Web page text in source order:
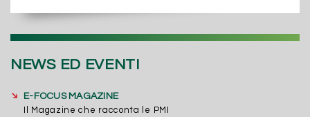
NEWS ED EVENTI
➔
E-FOCUS MAGAZINE
Il Magazine che racconta le PMI